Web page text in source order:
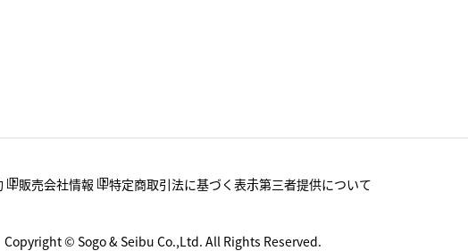
販売会社情報 特定商取引法に基づく表示第三者提供について
Copyright © Sogo & Seibu Co.,Ltd. All Rights Reserved.